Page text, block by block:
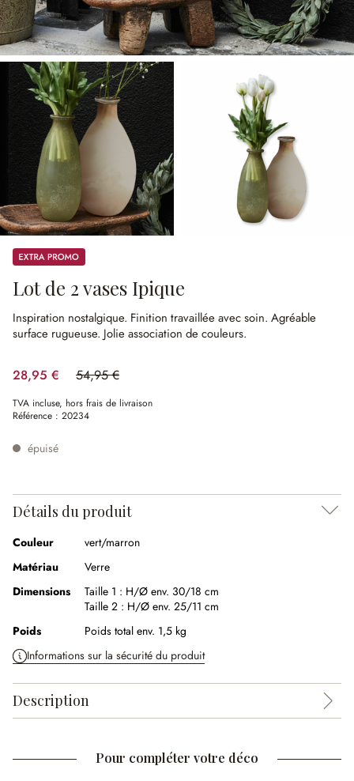
Promos
Lot de 2 vases Ipique
Inspiration nostalgique. Finition travaillée avec soin. Agréable
surface rugueuse. Jolie association de couleurs.
28,95 € 54,95 €
(47.32%spared)
TVA incluse, hors frais de livraison
Référence : 20234
épuisé
Détails du produit
Couleur
vert/marron
Matériau
Verre
Dimensions
Taille 1 : H/Ø env. 30/18 cm
Taille 2 : H/Ø env. 25/11 cm
Poids
Poids total env. 1,5 kg
Informations sur la sécurité du produit
Description
Pour compléter votre déco